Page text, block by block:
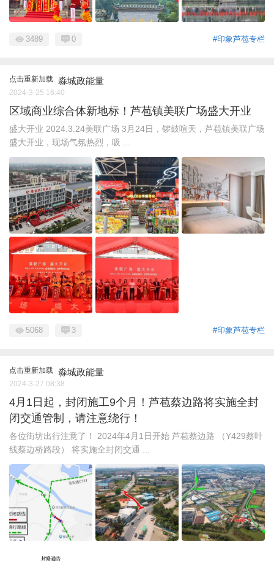
#印象芦苞专栏
3489 0
点击重新加载 淼城政能量
2024-3-25 16:40
区域商业综合体新地标！芦苞镇美联广场盛大开业
盛大开业 2024.3.24美联广场 3月24日，锣鼓喧天，芦苞镇美联广场
盛大开业，现场气氛热烈，吸 ...
#印象芦苞专栏
5068 3
点击重新加载 淼城政能量
2024-3-27 08:38
4月1日起，封闭施工9个月！芦苞蔡边路将实施全封
闭交通管制，请注意绕行！
各位街坊出行注意了！ 2024年4月1日开始 芦苞蔡边路 （Y429蔡叶
线蔡边桥路段） 将实施全封闭交通 ...